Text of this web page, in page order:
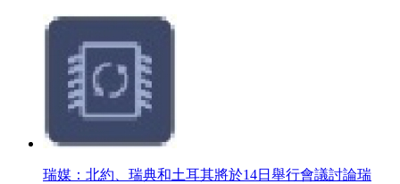
瑞媒：北約、瑞典和土耳其將於14日舉行會議討論瑞